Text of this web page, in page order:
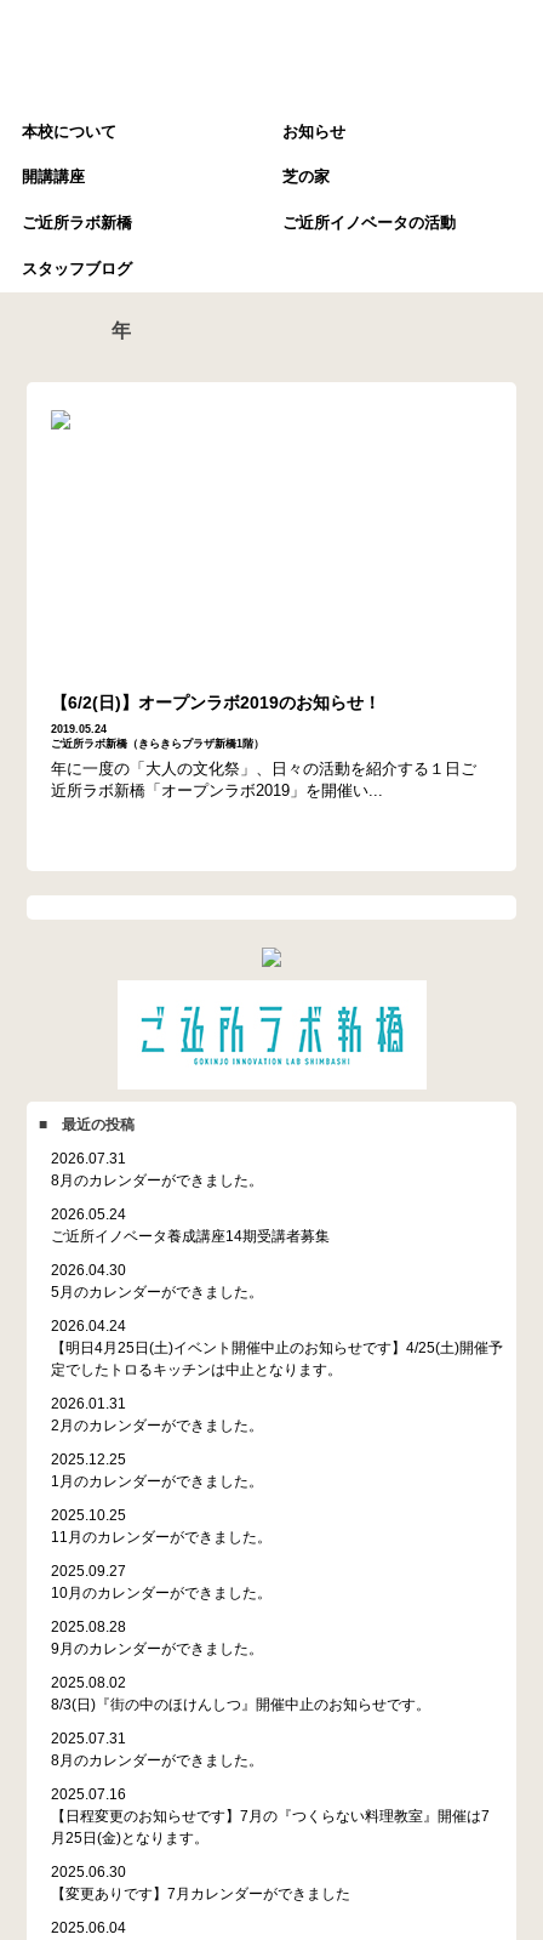
本校について お知らせ
開講講座 芝の家
ご近所ラボ新橋 ご近所イノベータの活動
スタッフブログ
年
【6/2(日)】オープンラボ2019のお知らせ！
2019.05.24
ご近所ラボ新橋（きらきらプラザ新橋1階）
年に一度の「大人の文化祭」、日々の活動を紹介する１日ご
近所ラボ新橋「オープンラボ2019」を開催い...
■ 最近の投稿
2026.07.31
8月のカレンダーができました。
2026.05.24
ご近所イノベータ養成講座14期受講者募集
2026.04.30
5月のカレンダーができました。
2026.04.24
【明日4月25日(土)イベント開催中止のお知らせです】4/25(土)開催予
定でしたトロるキッチンは中止となります。
2026.01.31
2月のカレンダーができました。
2025.12.25
1月のカレンダーができました。
2025.10.25
11月のカレンダーができました。
2025.09.27
10月のカレンダーができました。
2025.08.28
9月のカレンダーができました。
2025.08.02
8/3(日)『街の中のほけんしつ』開催中止のお知らせです。
2025.07.31
8月のカレンダーができました。
2025.07.16
【日程変更のお知らせです】7月の『つくらない料理教室』開催は7
月25日(金)となります。
2025.06.30
【変更ありです】7月カレンダーができました
2025.06.04